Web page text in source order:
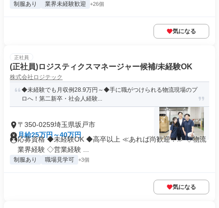
制服あり 業界未経験歓迎 +26個
気になる
正社員
(正社員)ロジスティクスマネージャー候補/未経験OK
株式会社ロジテック
◆未経験でも月収例28.9万円～◆手に職がつけられる物流現場のプ
ロへ！第二新卒・社会人経験...
〒350-0259埼玉県坂戸市
月給25万円～40万円
応募資格 ◆未経験OK ◆高卒以上 ≪あれば尚歓迎！≫ ◇物流
業界経験 ◇営業経験 ...
制服あり 職場見学可 +3個
気になる